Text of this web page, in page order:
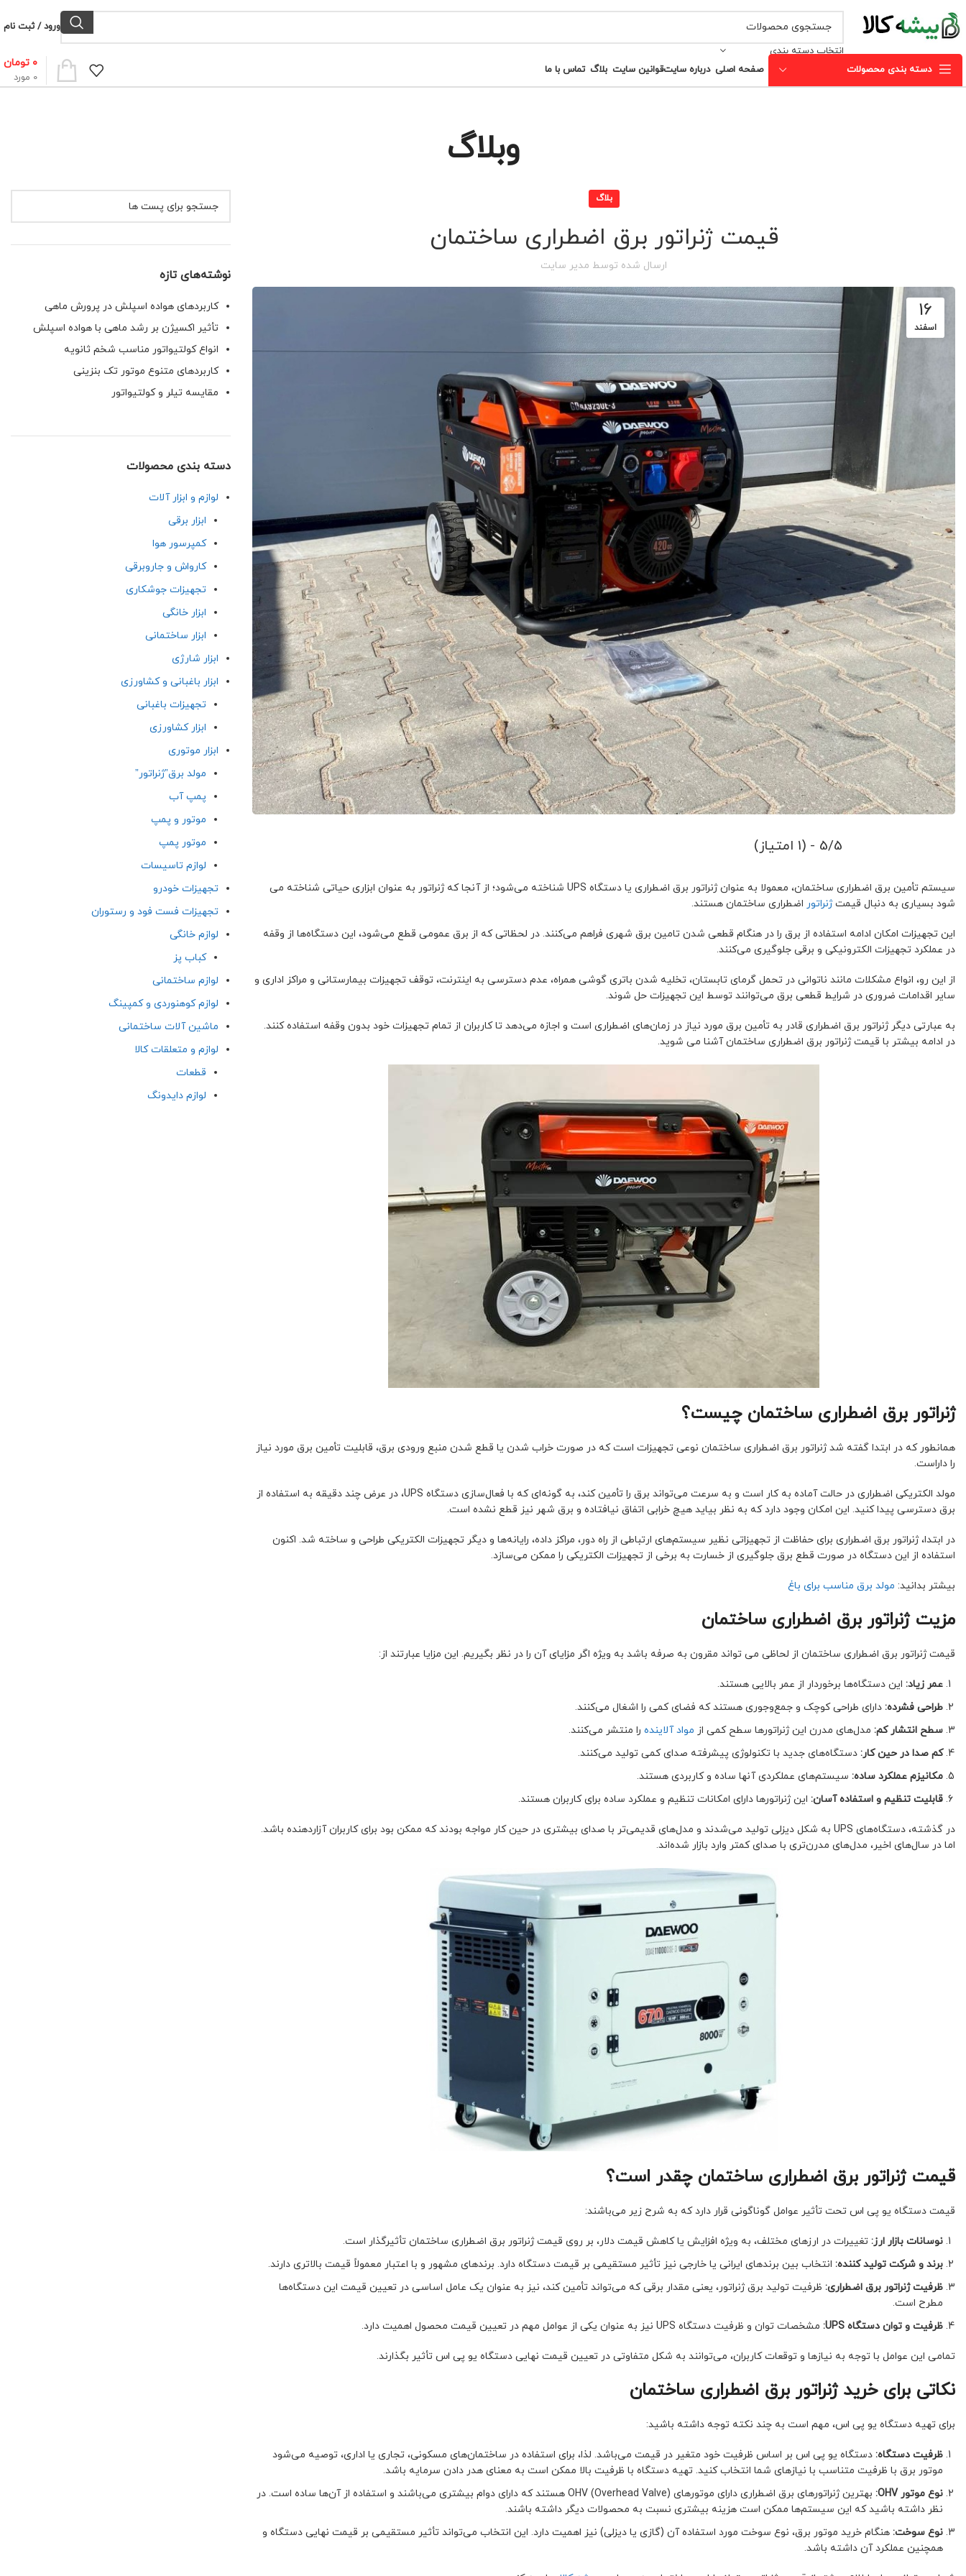
انتخاب دسته بندی
ورود / ثبت نام
دسته بندی محصولات صفحه اصلی درباره سایتقوانین سایت بلاگ تماس با ما
0 مورد
۰ تومان
وبلاگ
بلاگ
قیمت ژنراتور برق اضطراری ساختمان
ارسال شده توسط مدیر سایت
16
اسفند
5/5 - (1 امتیاز)
سیستم تأمین برق اضطراری ساختمان، معمولا به عنوان ژنراتور برق اضطراری یا دستگاه UPS شناخته می‌شود؛ از آنجا که ژنراتور به عنوان ابزاری حیاتی شناخته می
شود بسیاری به دنبال قیمتژنراتور اضطراری ساختمان هستند.
این تجهیزات امکان ادامه استفاده از برق را در هنگام قطعی شدن تامین برق شهری فراهم می‌کنند. در لحظاتی که از برق عمومی قطع می‌شود، این دستگاه‌ها از وقفه
در عملکرد تجهیزات الکترونیکی و برقی جلوگیری می‌کنند.
از این رو، انواع مشکلات مانند ناتوانی در تحمل گرمای تابستان، تخلیه شدن باتری گوشی همراه، عدم دسترسی به اینترنت، توقف تجهیزات بیمارستانی و مراکز اداری و
سایر اقدامات ضروری در شرایط قطعی برق می‌توانند توسط این تجهیزات حل شوند.
به عبارتی دیگر ژنراتور برق اضطراری قادر به تأمین برق مورد نیاز در زمان‌های اضطراری است و اجازه می‌دهد تا کاربران از تمام تجهیزات خود بدون وقفه استفاده کنند.
در ادامه بیشتر با قیمت ژنراتور برق اضطراری ساختمان آشنا می شوید.
ژنراتور برق اضطراری ساختمان چیست؟
همانطور که در ابتدا گفته شد ژنراتور برق اضطراری ساختمان نوعی تجهیزات است که در صورت خراب شدن یا قطع شدن منبع ورودی برق، قابلیت تأمین برق مورد نیاز
را داراست.
مولد الکتریکی اضطراری در حالت آماده به کار است و به سرعت می‌تواند برق را تأمین کند، به گونه‌ای که با فعال‌سازی دستگاه UPS، در عرض چند دقیقه به استفاده از
برق دسترسی پیدا کنید. این امکان وجود دارد که به نظر بیاید هیچ خرابی اتفاق نیافتاده و برق شهر نیز قطع نشده است.
در ابتدا، ژنراتور برق اضطراری برای حفاظت از تجهیزاتی نظیر سیستم‌های ارتباطی از راه دور، مراکز داده، رایانه‌ها و دیگر تجهیزات الکتریکی طراحی و ساخته شد. اکنون
استفاده از این دستگاه در صورت قطع برق جلوگیری از خسارت به برخی از تجهیزات الکتریکی را ممکن می‌سازد.
بیشتر بدانید: مولد برق مناسب برای باغ
مزیت ژنراتور برق اضطراری ساختمان
قیمت ژنراتور برق اضطراری ساختمان از لحاظی می تواند مقرون به صرفه باشد به ویژه اگر مزایای آن را در نظر بگیریم. این مزایا عبارتند از:
عمر زیاد: این دستگاه‌ها برخوردار از عمر بالایی هستند.
طراحی فشرده: دارای طراحی کوچک و جمع‌وجوری هستند که فضای کمی را اشغال می‌کنند.
سطح انتشار کم: مدل‌های مدرن این ژنراتورها سطح کمی از مواد آلاینده را منتشر می‌کنند.
کم صدا در حین کار: دستگاه‌های جدید با تکنولوژی پیشرفته صدای کمی تولید می‌کنند.
مکانیزم عملکرد ساده: سیستم‌های عملکردی آنها ساده و کاربردی هستند.
قابلیت تنظیم و استفاده آسان: این ژنراتورها دارای امکانات تنظیم و عملکرد ساده برای کاربران هستند.
در گذشته، دستگاه‌های UPS به شکل دیزلی تولید می‌شدند و مدل‌های قدیمی‌تر با صدای بیشتری در حین کار مواجه بودند که ممکن بود برای کاربران آزاردهنده باشد.
اما در سال‌های اخیر، مدل‌های مدرن‌تری با صدای کمتر وارد بازار شده‌اند.
قیمت ژنراتور برق اضطراری ساختمان چقدر است؟
قیمت دستگاه یو پی اس تحت تأثیر عوامل گوناگونی قرار دارد که به شرح زیر می‌باشند:
نوسانات بازار ارز: تغییرات در ارزهای مختلف، به ویژه افزایش یا کاهش قیمت دلار، بر روی قیمت ژنراتور برق اضطراری ساختمان تأثیرگذار است.
برند و شرکت تولید کننده: انتخاب بین برندهای ایرانی یا خارجی نیز تأثیر مستقیمی بر قیمت دستگاه دارد. برندهای مشهور و با اعتبار معمولاً قیمت بالاتری دارند.
ظرفیت ژنراتور برق اضطراری: ظرفیت تولید برق ژنراتور، یعنی مقدار برقی که می‌تواند تأمین کند، نیز به عنوان یک عامل اساسی در تعیین قیمت این دستگاه‌ها
مطرح است.
ظرفیت و توان دستگاه UPS:
مشخصات توان و ظرفیت دستگاه UPS نیز به عنوان یکی از عوامل مهم در تعیین قیمت محصول اهمیت دارد.
تمامی این عوامل با توجه به نیازها و توقعات کاربران، می‌توانند به شکل متفاوتی در تعیین قیمت نهایی دستگاه یو پی اس تأثیر بگذارند.
نکاتی برای خرید ژنراتور برق اضطراری ساختمان
برای تهیه دستگاه یو پی اس، مهم است به چند نکته توجه داشته باشید:
ظرفیت دستگاه: دستگاه یو پی اس بر اساس ظرفیت خود متغیر در قیمت می‌باشد. لذا، برای استفاده در ساختمان‌های مسکونی، تجاری یا اداری، توصیه می‌شود
موتور برق با ظرفیت متناسب با نیازهای شما انتخاب کنید. تهیه دستگاه با ظرفیت بالا ممکن است به معنای هدر دادن سرمایه باشد.
نوع موتور OHV:
بهترین ژنراتورهای برق اضطراری دارای موتورهای OHV (Overhead Valve) هستند که دارای دوام بیشتری می‌باشند و استفاده از آن‌ها ساده است. در
نظر داشته باشید که این سیستم‌ها ممکن است هزینه بیشتری نسبت به محصولات دیگر داشته باشند.
نوع سوخت: هنگام خرید موتور برق، نوع سوخت مورد استفاده آن (گازی یا دیزلی) نیز اهمیت دارد. این انتخاب می‌تواند تأثیر مستقیمی بر قیمت نهایی دستگاه و
همچنین عملکرد آن داشته باشد.
نوشته‌های تازه
کاربردهای هواده اسپلش در پرورش ماهی
تأثیر اکسیژن بر رشد ماهی با هواده اسپلش
انواع کولتیواتور مناسب شخم ثانویه
کاربردهای متنوع موتور تک بنزینی
مقایسه تیلر و کولتیواتور
دسته بندی محصولات
لوازم و ابزار آلات
ابزار برقی
کمپرسور هوا
کارواش و جاروبرقی
تجهیزات جوشکاری
ابزار خانگی
ابزار ساختمانی
ابزار شارژی
ابزار باغبانی و کشاورزی
تجهیزات باغبانی
ابزار کشاورزی
ابزار موتوری
مولد برق”ژنراتور”
پمپ آب
موتور و پمپ
موتور پمپ
لوازم تاسیسات
تجهیزات خودرو
تجهیزات فست فود و رستوران
لوازم خانگی
کباب پز
لوازم ساختمانی
لوازم کوهنوردی و کمپینگ
ماشین آلات ساختمانی
لوازم و متعلقات کالا
قطعات
لوازم دایدونگ